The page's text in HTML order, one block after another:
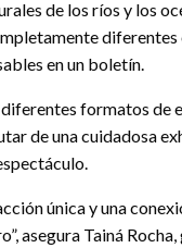
de los ríos y los
diferentes
en un boletín.
formatos de
de una cuidadosa
única y una
asegura Tainá